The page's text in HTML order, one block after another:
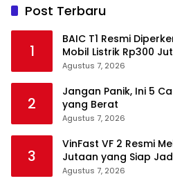
Post Terbaru
1
BAIC T1 Resmi
Mobil Listrik Rp300
Pasar EV
Agustus 7, 2026
2
Jangan Panik, Ini 5
yang Berat
Agustus 7, 2026
3
VinFast VF 2 Resmi
Jutaan yang Siap
Motor
Agustus 7, 2026